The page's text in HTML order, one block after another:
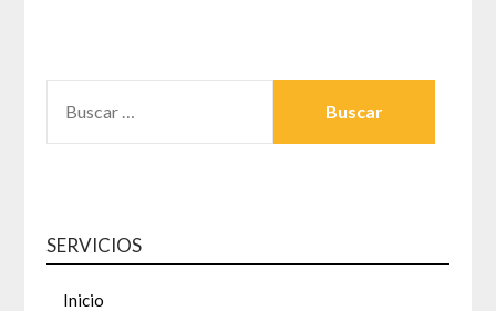
SERVICIOS
Inicio